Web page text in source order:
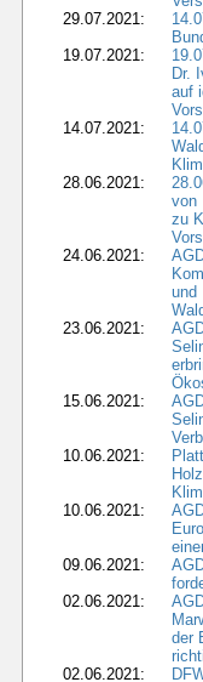
29.07.2021:
19.07.2021:
Dr.
auf
14.07.2021:
28.06.2021:
von
zu
24.06.2021:
und
23.06.2021:
15.06.2021:
10.06.2021:
10.06.2021:
09.06.2021:
02.06.2021:
der
02.06.2021: